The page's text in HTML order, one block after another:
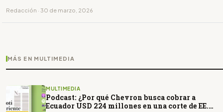
Redacción · 30 de marzo, 2026
MÁS EN MULTIMEDIA
MULTIMEDIA
Podcast: ¿Por qué Chevron busca cobrar a
Ecuador USD 224 millones en una corte de EE.